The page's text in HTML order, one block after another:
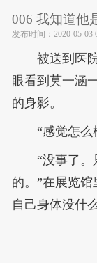
006 我知道他
发布时间： 2020-05-03
被送到医
眼看到莫一涵
的身影。
“感觉怎么
“没事了
的。”在展览
自己身体没什
......